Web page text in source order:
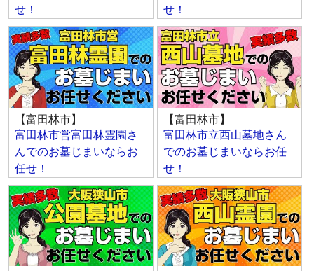
せ！
せ！
【富田林市】
富田林市営富田林霊園さ
んでのお墓じまいならお
任せ！
【富田林市】
富田林市立西山墓地さん
でのお墓じまいならお任
せ！